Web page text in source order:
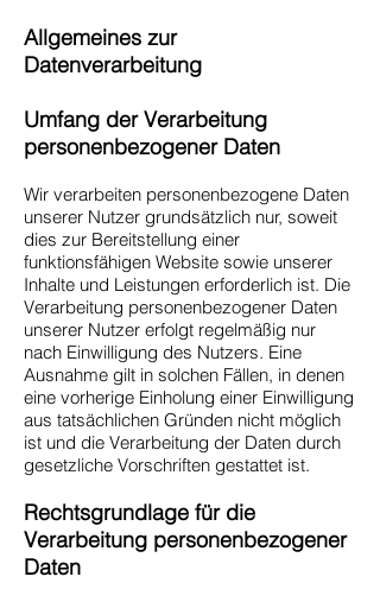
Allgemeines zur
Datenverarbeitung
Umfang der Verarbeitung
personenbezogener Daten
Wir verarbeiten personenbezogene Daten
unserer Nutzer grundsätzlich nur, soweit
dies zur Bereitstellung einer
funktionsfähigen Website sowie unserer
Inhalte und Leistungen erforderlich ist. Die
Verarbeitung personenbezogener Daten
unserer Nutzer erfolgt regelmäßig nur
nach Einwilligung des Nutzers. Eine
Ausnahme gilt in solchen Fällen, in denen
eine vorherige Einholung einer Einwilligung
aus tatsächlichen Gründen nicht möglich
ist und die Verarbeitung der Daten durch
gesetzliche Vorschriften gestattet ist.
Rechtsgrundlage für die
Verarbeitung personenbezogener
Daten